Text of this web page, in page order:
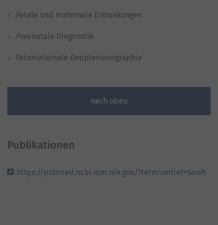
Fetale und maternale Erkrankungen
Praenatale Diagnostik
Fetomaternale Dopplersonographie
nach oben
Publikationen
https://pubmed.ncbi.nlm.nih.gov/?term=untiet+sarah